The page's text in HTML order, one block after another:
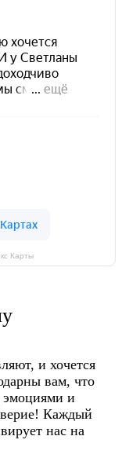
Карты
и хочется
вам, что
эмоциями и
Каждый
нас на